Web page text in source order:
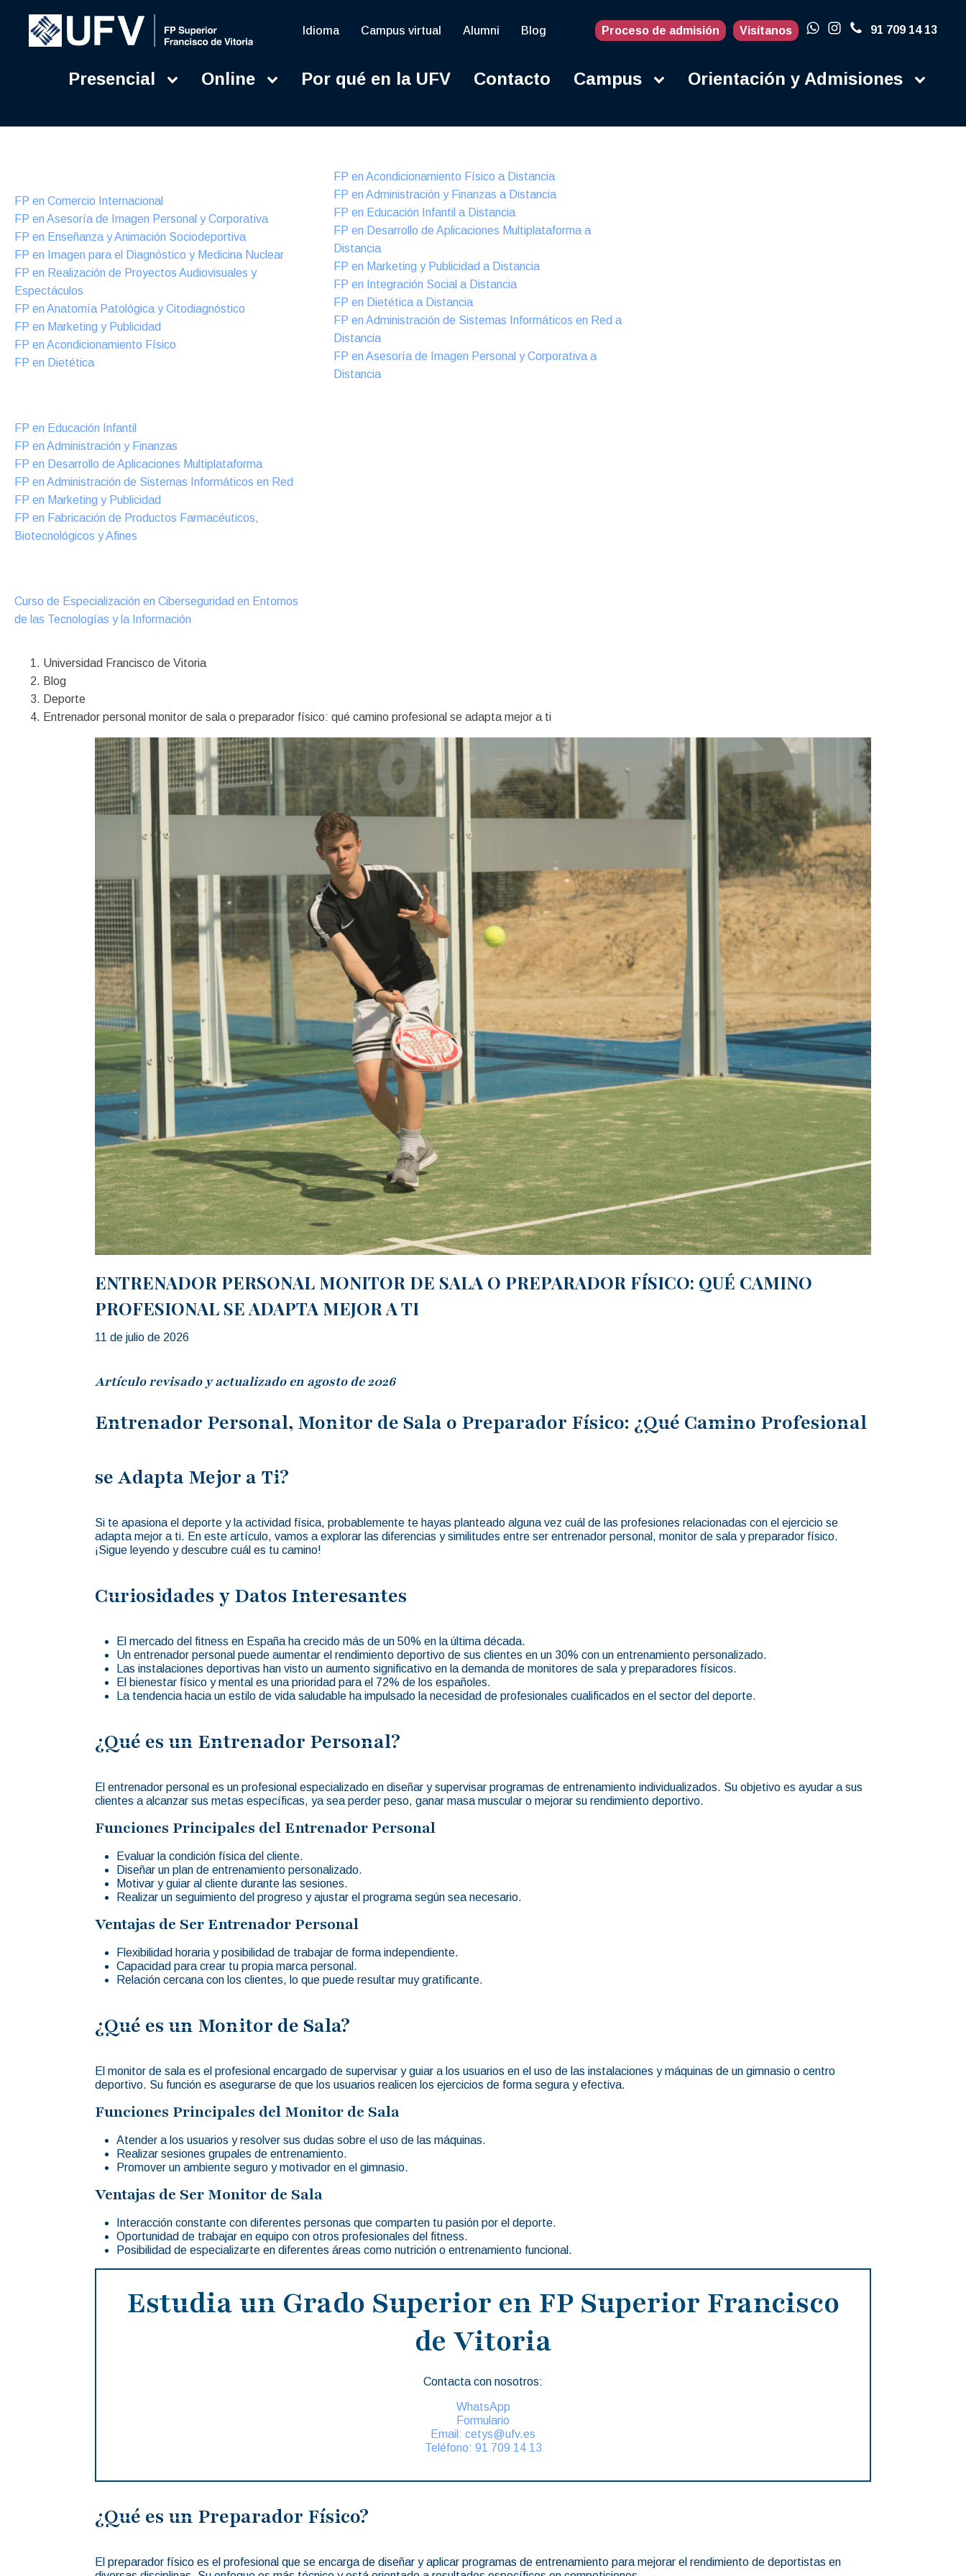
Idioma Campus virtual Alumni Blog Proceso de admisión Visítanos 91 709 14 13
Presencial Online Por qué en la UFV Contacto Campus Orientación y Admisiones
Presencial
FP en Comercio Internacional
FP en Asesoría de Imagen Personal y Corporativa
FP en Enseñanza y Animación Sociodeportiva
FP en Imagen para el Diagnóstico y Medicina Nuclear
FP en Realización de Proyectos Audiovisuales y
Espectáculos
FP en Anatomía Patológica y Citodiagnóstico
FP en Marketing y Publicidad
FP en Acondicionamiento Físico
FP en Dietética
FP en Educación Infantil
FP en Administración y Finanzas
FP en Desarrollo de Aplicaciones Multiplataforma
FP en Administración de Sistemas Informáticos en Red
FP en Marketing y Publicidad
FP en Fabricación de Productos Farmacéuticos,
Biotecnológicos y Afines
Curso de Especialización en Ciberseguridad en Entornos
de las Tecnologías y la Información
Online
FP en Acondicionamiento Físico a Distancia
FP en Administración y Finanzas a Distancia
FP en Educación Infantil a Distancia
FP en Desarrollo de Aplicaciones Multiplataforma a
Distancia
FP en Marketing y Publicidad a Distancia
FP en Integración Social a Distancia
FP en Dietética a Distancia
FP en Administración de Sistemas Informáticos en Red a
Distancia
FP en Asesoría de Imagen Personal y Corporativa a
Distancia
Universidad Francisco de Vitoria
Blog
Deporte
Entrenador personal monitor de sala o preparador físico: qué camino profesional se adapta mejor a ti
ENTRENADOR PERSONAL MONITOR DE SALA O PREPARADOR FÍSICO: QUÉ CAMINO
PROFESIONAL SE ADAPTA MEJOR A TI
11 de julio de 2026
Artículo revisado y actualizado en agosto de 2026
Entrenador Personal, Monitor de Sala o Preparador Físico: ¿Qué Camino Profesional
se Adapta Mejor a Ti?
Si te apasiona el deporte y la actividad física, probablemente te hayas planteado alguna vez cuál de las profesiones relacionadas con el ejercicio se
adapta mejor a ti. En este artículo, vamos a explorar las diferencias y similitudes entre ser entrenador personal, monitor de sala y preparador físico.
¡Sigue leyendo y descubre cuál es tu camino!
Curiosidades y Datos Interesantes
El mercado del fitness en España ha crecido más de un 50% en la última década.
Un entrenador personal puede aumentar el rendimiento deportivo de sus clientes en un 30% con un entrenamiento personalizado.
Las instalaciones deportivas han visto un aumento significativo en la demanda de monitores de sala y preparadores físicos.
El bienestar físico y mental es una prioridad para el 72% de los españoles.
La tendencia hacia un estilo de vida saludable ha impulsado la necesidad de profesionales cualificados en el sector del deporte.
¿Qué es un Entrenador Personal?
El entrenador personal es un profesional especializado en diseñar y supervisar programas de entrenamiento individualizados. Su objetivo es ayudar a sus
clientes a alcanzar sus metas específicas, ya sea perder peso, ganar masa muscular o mejorar su rendimiento deportivo.
Funciones Principales del Entrenador Personal
Evaluar la condición física del cliente.
Diseñar un plan de entrenamiento personalizado.
Motivar y guiar al cliente durante las sesiones.
Realizar un seguimiento del progreso y ajustar el programa según sea necesario.
Ventajas de Ser Entrenador Personal
Flexibilidad horaria y posibilidad de trabajar de forma independiente.
Capacidad para crear tu propia marca personal.
Relación cercana con los clientes, lo que puede resultar muy gratificante.
¿Qué es un Monitor de Sala?
El monitor de sala es el profesional encargado de supervisar y guiar a los usuarios en el uso de las instalaciones y máquinas de un gimnasio o centro
deportivo. Su función es asegurarse de que los usuarios realicen los ejercicios de forma segura y efectiva.
Funciones Principales del Monitor de Sala
Atender a los usuarios y resolver sus dudas sobre el uso de las máquinas.
Realizar sesiones grupales de entrenamiento.
Promover un ambiente seguro y motivador en el gimnasio.
Ventajas de Ser Monitor de Sala
Interacción constante con diferentes personas que comparten tu pasión por el deporte.
Oportunidad de trabajar en equipo con otros profesionales del fitness.
Posibilidad de especializarte en diferentes áreas como nutrición o entrenamiento funcional.
Estudia un Grado Superior en FP Superior Francisco
de Vitoria
Contacta con nosotros:
WhatsApp
Formulario
Email: cetys@ufv.es
Teléfono: 91 709 14 13
¿Qué es un Preparador Físico?
El preparador físico es el profesional que se encarga de diseñar y aplicar programas de entrenamiento para mejorar el rendimiento de deportistas en